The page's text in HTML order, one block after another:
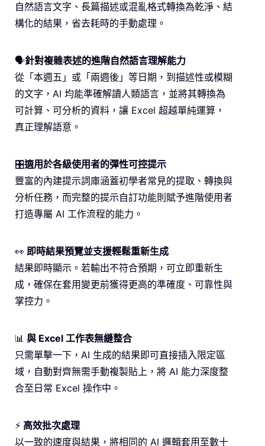
自然語言文字、長篇描述或混亂格式轉換為乾淨、結
構化的結果，省去耗時的手動處理。
🗣️針對複雜表述的進階自然語言理解能力
從「本週五」或「兩週後」等日期，到描述性或模糊
的文字，AI 均能準確解讀人類語言，並將其轉換為
可計算、可分析的資料，讓 Excel 超越單純運算，
真正理解語意。
🎛️適用於各級使用者的彈性可控提示
豐富的內建提示詞庫涵蓋初學者常見的提取、轉換與
分析任務，而完整的提示自訂功能則賦予進階使用者
打造專屬 AI 工作流程的能力。
👀 即時結果預覽並支援輕鬆重新生成
結果即時顯示。若輸出不符合預期，可立即重新生
成，確保在套用變更前獲得更高的準確度、可靠性與
掌控力。
📊 與 Excel 工作表無縫整合
只需單擊一下，AI 生成的結果即可直接插入限定區
域，自動對齊無需手動複製貼上，將 AI 能力深度整
合至日常 Excel 操作中。
⚡ 高效批次處理
以一致的速度與結果，將相同的 AI 邏輯套用至數十